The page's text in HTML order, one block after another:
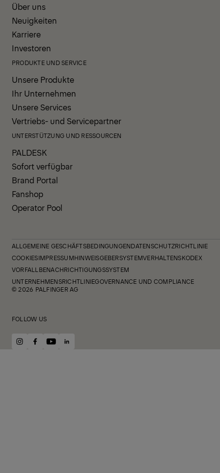
Über uns
Neuigkeiten
Karriere
Investoren
PRODUKTE UND SERVICE
Unsere Produkte
Ihr Unternehmen
Unsere Services
Vertriebs- und Servicepartner
UNTERSTÜTZUNG UND RESSOURCEN
PALDESK
Sofort verfügbar
Brand Portal
Fanshop
Operator Pool
ALLGEMEINE GESCHÄFTSBEDINGUNGENDATENSCHUTZRICHTLINIE
COOKIESIMPRESSUMHINWEISGEBERSYSTEMVERHALTENSKODEX
VORFALLBENACHRICHTIGUNGSSYSTEM
UNTERNEHMENSRICHTLINIEGOVERNANCE UND COMPLIANCE
© 2026 PALFINGER AG
FOLLOW US
instagram
facebook
youtubelinkedin